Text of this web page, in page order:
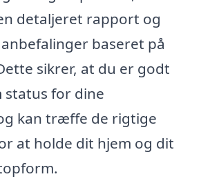
detaljeret rapport og
baseret på
sikrer, at du er godt
for dine
kan træffe de rigtige
at holde dit hjem og dit